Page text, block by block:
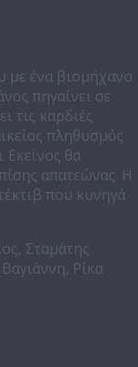
με ένα βιομήχανο
πηγαίνει σε
τις καρδιές
πληθυσμός
θα
απατεώνας. Η
που κυνηγά
Σταμάτης
Ρίκα